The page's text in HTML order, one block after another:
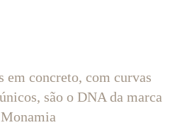
em concreto, com curvas
são o DNA da marca
Monamia